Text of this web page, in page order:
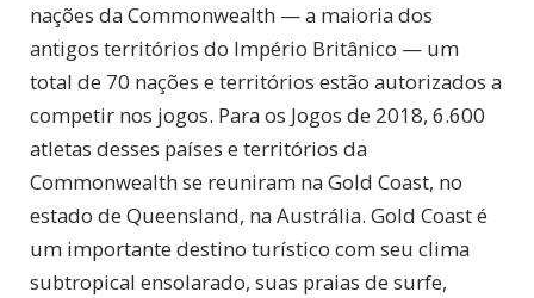
nações da Commonwealth — a maioria dos
antigos territórios do Império Britânico — um
total de 70 nações e territórios estão autorizados a
competir nos jogos. Para os Jogos de 2018, 6.600
atletas desses países e territórios da
Commonwealth se reuniram na Gold Coast, no
estado de Queensland, na Austrália. Gold Coast é
um importante destino turístico com seu clima
subtropical ensolarado, suas praias de surfe,